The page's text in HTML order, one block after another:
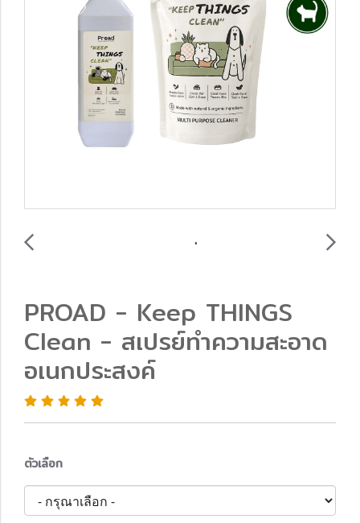
PROAD - Keep THINGS
Clean - สเปรย์ทำความสะอาด
อเนกประสงค์
ตัวเลือก